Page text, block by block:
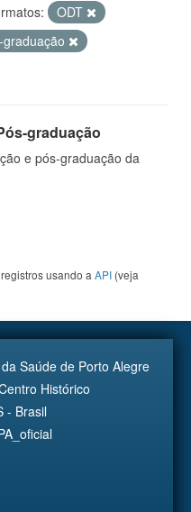
ODT
graduação
graduação
e pós-graduação da
usando a API (veja
Saúde de Porto Alegre
Histórico
- Brasil